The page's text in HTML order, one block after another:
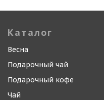
Каталог
Весна
Подарочный чай
Подарочный кофе
Чай